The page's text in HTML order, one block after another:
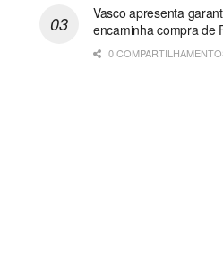
Vasco apresenta
encaminha compra de
0